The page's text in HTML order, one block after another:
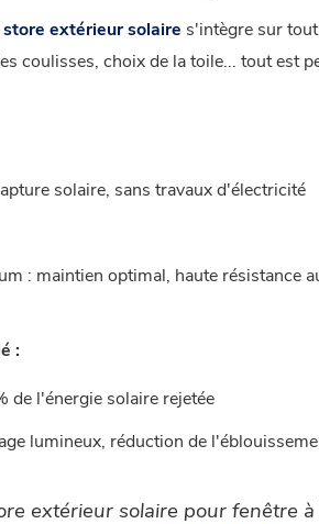
store extérieur solaire s'intègre sur
coulisses, choix de la toile... tout est
solaire, sans travaux d'électricité
: maintien optimal, haute résistance
:
de l'énergie solaire rejetée
lumineux, réduction de
extérieur solaire pour fenêtre